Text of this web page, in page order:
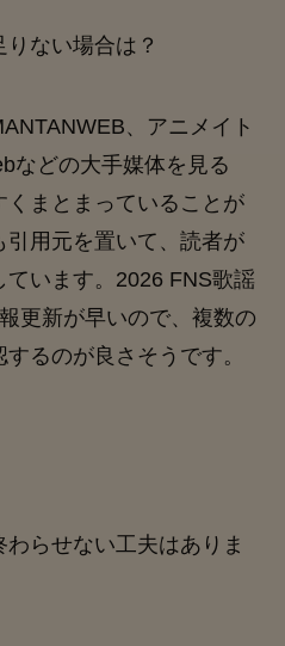
ない場合は？
、アニメイト
などの大手媒体を見る
くまとまっていることが
用元を置いて、読者が
います。2026 FNS歌謡
更新が早いので、複数の
るのが良さそうです。
らせない工夫はありま